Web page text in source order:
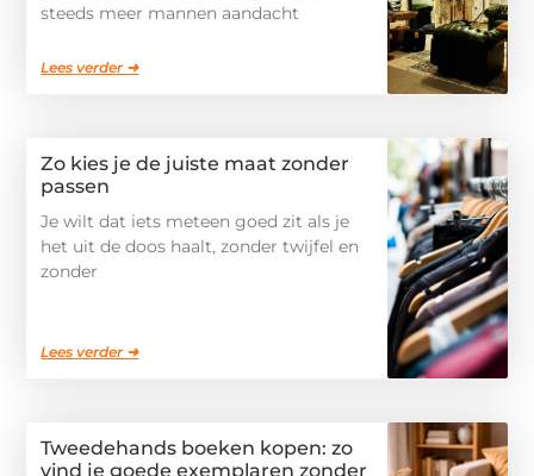
steeds meer mannen aandacht
Lees verder ➜
Zo kies je de juiste maat zonder
passen
Je wilt dat iets meteen goed zit als je
het uit de doos haalt, zonder twijfel en
zonder
Lees verder ➜
Tweedehands boeken kopen: zo
vind je goede exemplaren zonder